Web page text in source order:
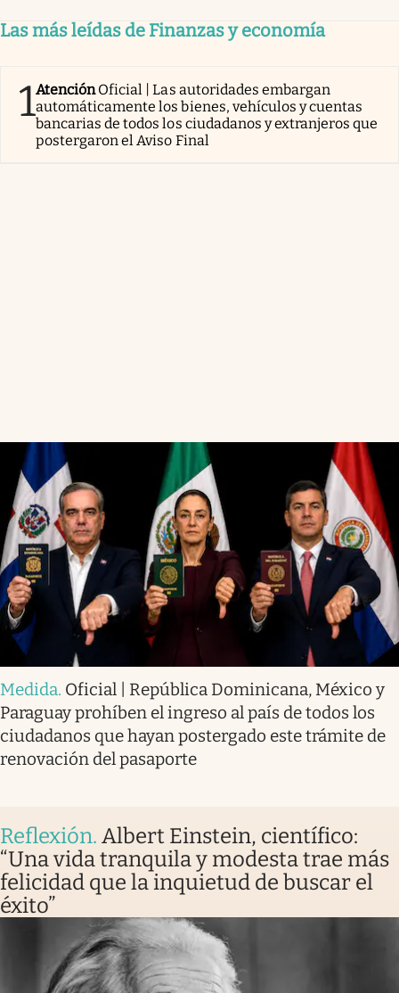
Las más leídas de Finanzas y economía
1AtenciónOficial | Las autoridades embargan
automáticamente los bienes, vehículos y cuentas
bancarias de todos los ciudadanos y extranjeros que
postergaron el Aviso Final
Medida. Oficial | República Dominicana, México y
Paraguay prohíben el ingreso al país de todos los
ciudadanos que hayan postergado este trámite de
renovación del pasaporte
Reflexión. Albert Einstein, científico:
“Una vida tranquila y modesta trae más
felicidad que la inquietud de buscar el
éxito”